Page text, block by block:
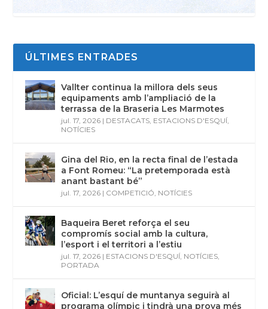
ÚLTIMES ENTRADES
Vallter continua la millora dels seus
equipaments amb l’ampliació de la
terrassa de la Braseria Les Marmotes
jul. 17, 2026 | DESTACATS, ESTACIONS D'ESQUÍ,
NOTÍCIES
Gina del Rio, en la recta final de l’estada
a Font Romeu: “La pretemporada està
anant bastant bé”
jul. 17, 2026 | COMPETICIÓ, NOTÍCIES
Baqueira Beret reforça el seu
compromís social amb la cultura,
l’esport i el territori a l’estiu
jul. 17, 2026 | ESTACIONS D'ESQUÍ, NOTÍCIES,
PORTADA
Oficial: L’esquí de muntanya seguirà al
programa olímpic i tindrà una prova més